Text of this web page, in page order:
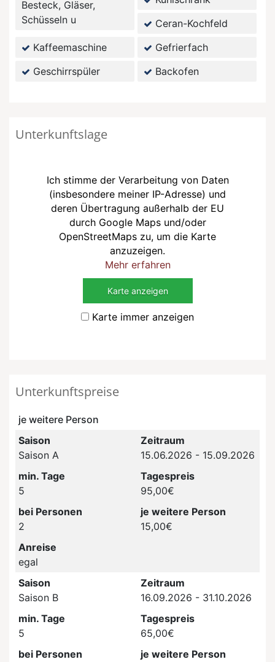
Besteck, Gläser,
Schüsseln u
Ceran-Kochfeld
Kaffeemaschine
Gefrierfach
Geschirrspüler
Backofen
Unterkunftslage
Ich stimme der Verarbeitung von Daten
(insbesondere meiner IP-Adresse) und
deren Übertragung außerhalb der EU
durch Google Maps und/oder
OpenStreetMaps zu, um die Karte
anzuzeigen.
Mehr erfahren
Karte anzeigen
Karte immer anzeigen
Unterkunftspreise
je weitere Person
Saison
Saison A
Zeitraum
15.06.2026 - 15.09.2026
min. Tage
5
Tagespreis
95,00€
bei Personen
2
je weitere Person
15,00€
Anreise
egal
Saison
Saison B
Zeitraum
16.09.2026 - 31.10.2026
min. Tage
5
Tagespreis
65,00€
bei Personen
je weitere Person